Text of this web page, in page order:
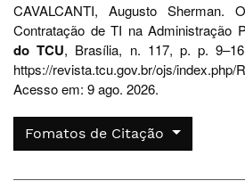
CAVALCANTI, Augusto Sherman.
Contratação de TI na Administração
do TCU, Brasília, n. 117, p. p.
https://revista.tcu.gov.br/ojs/index.php/
Acesso em: 9 ago. 2026.
Fomatos de Citação